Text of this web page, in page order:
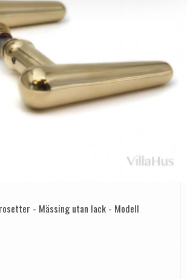
- Mässing utan lack - Modell